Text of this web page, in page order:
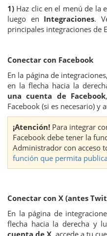
1) Haz clic en el menú de la
luego en Integraciones.
principales integraciones de
Conectar con Facebook
En la página de
en la flecha hacia la
una cuenta de Facebook
Facebook (si es necesario) y
¡Atención! Para integrar
Facebook debe tener la
Administrador con acceso
función que permita
Conectar con X (antes
En la página de
flecha hacia la derecha y
cuenta de X , accede a tu